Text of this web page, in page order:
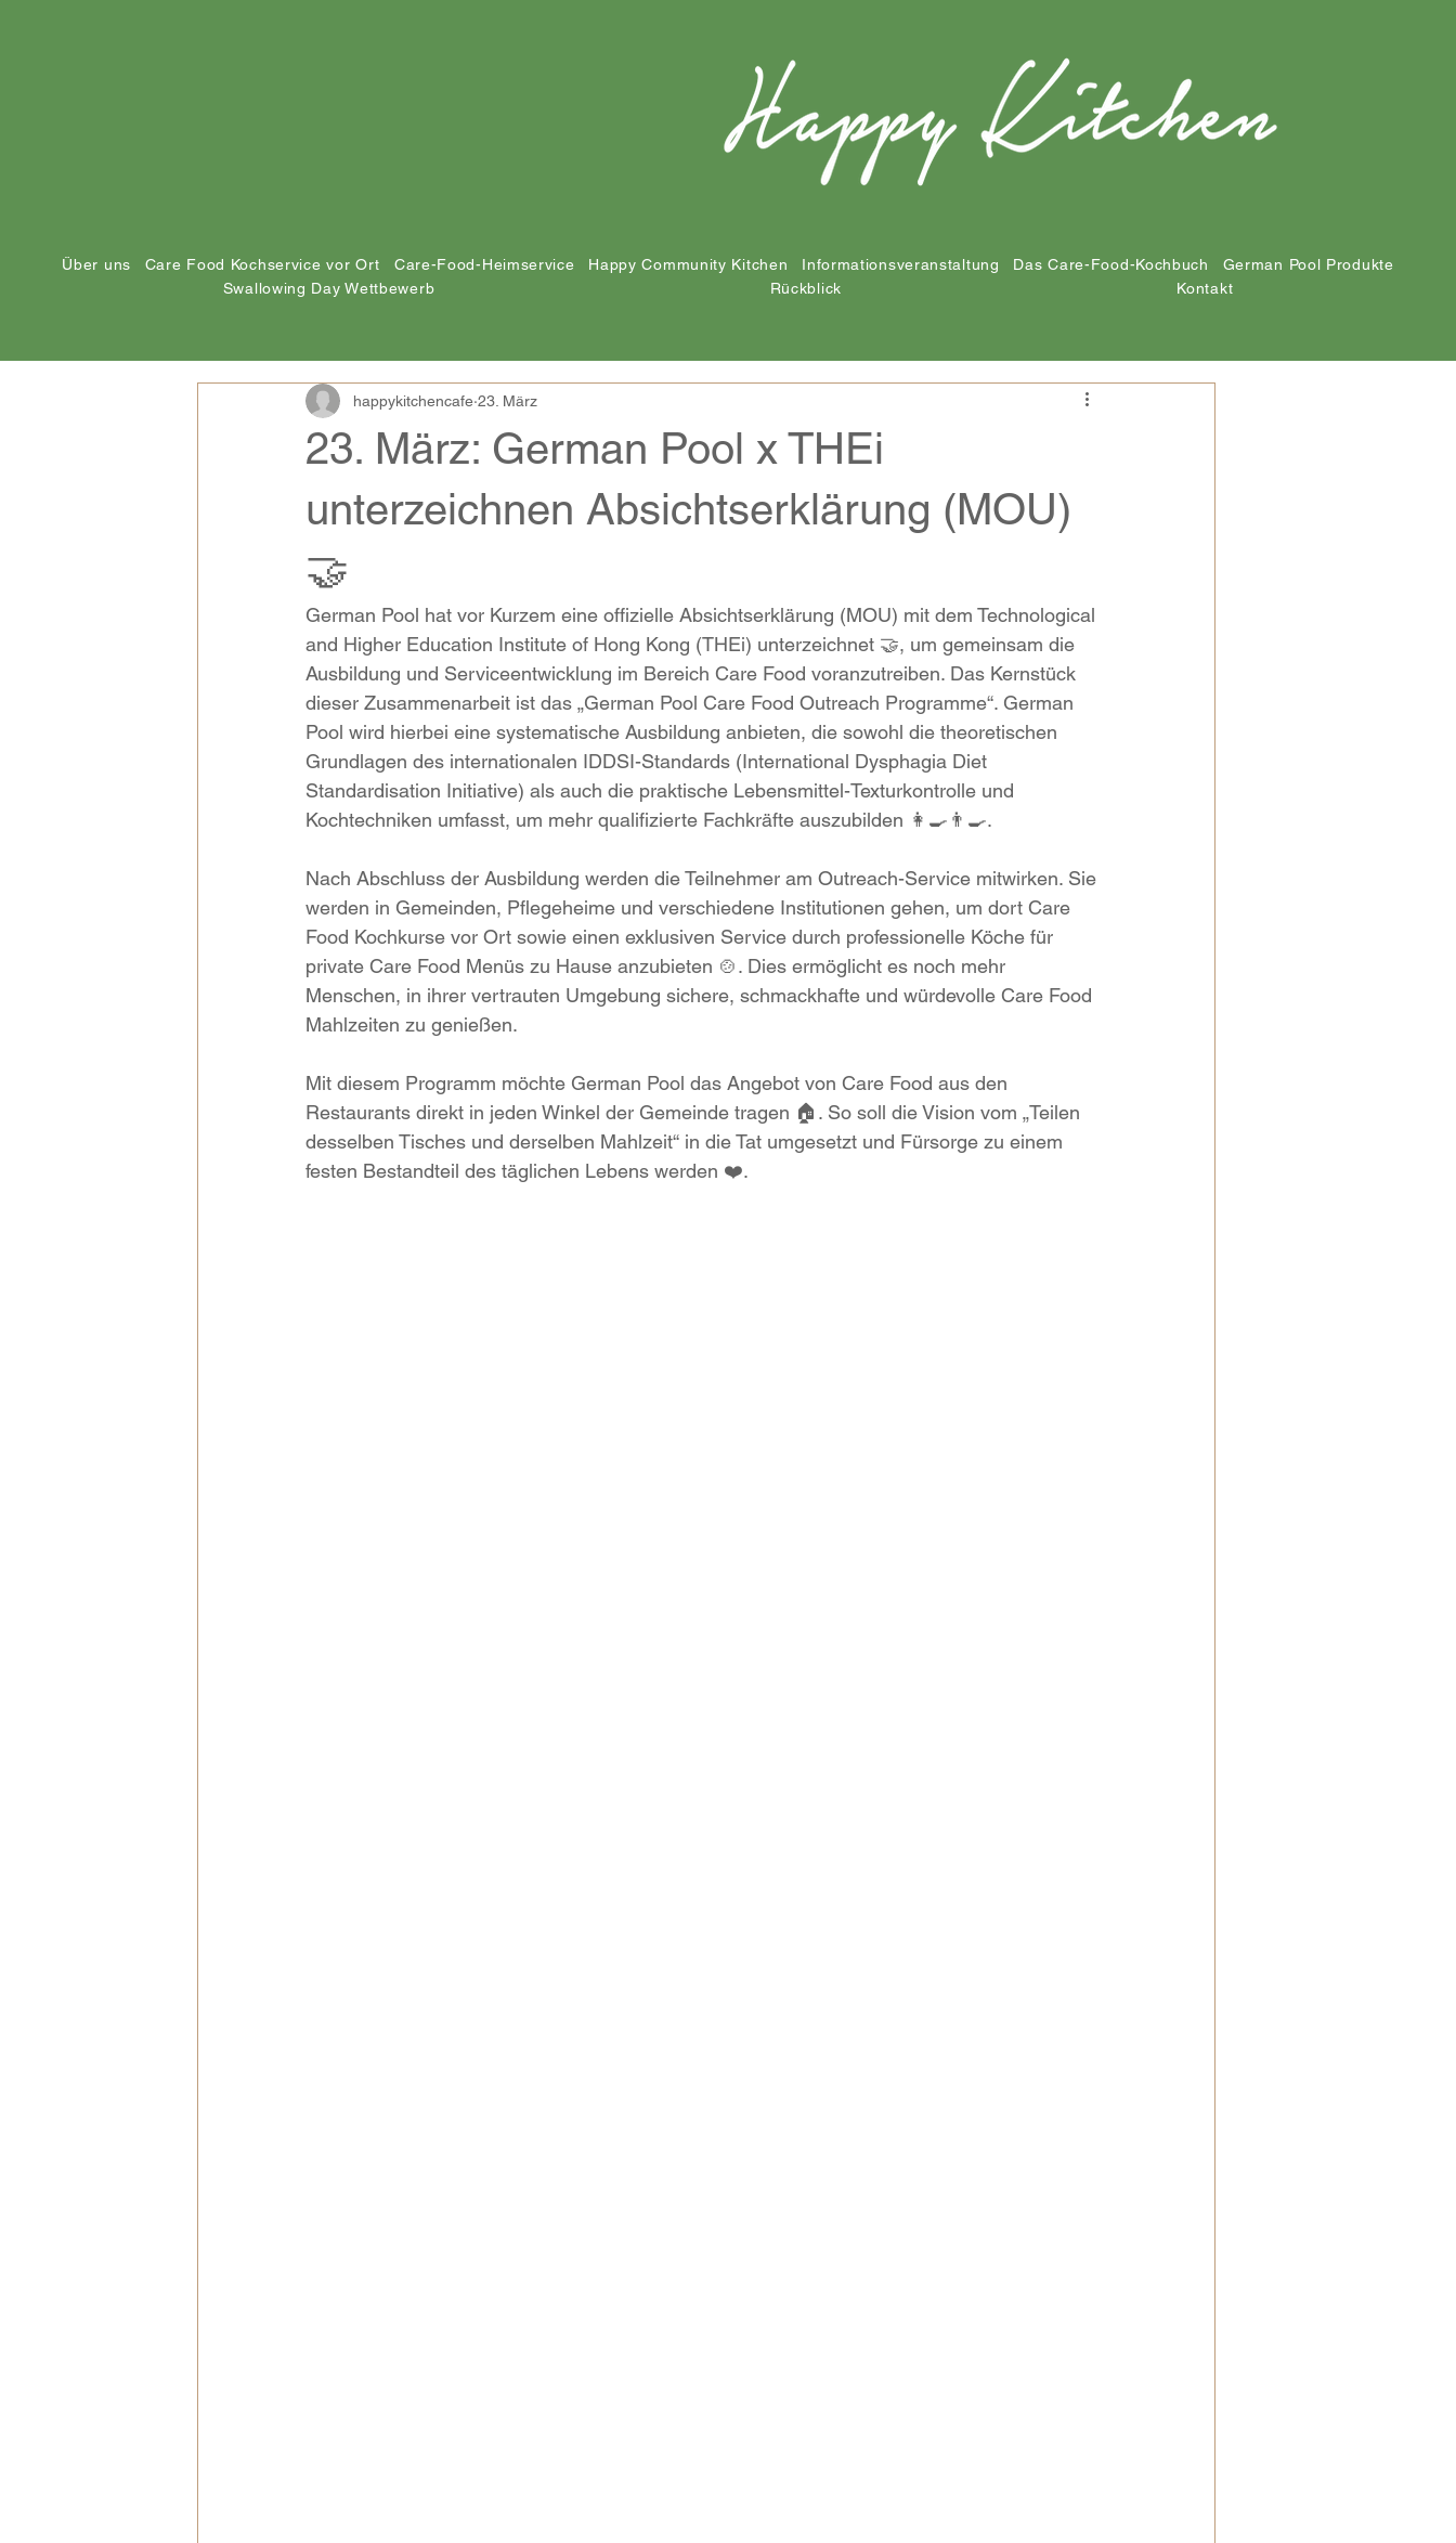
Über uns Care Food Kochservice vor Ort Care-Food-Heimservice Happy Community Kitchen Informationsveranstaltung Das Care-Food-Kochbuch
German Pool Produkte
Swallowing Day Wettbewerb
Rückblick Kontakt
23. März: German Pool x THEi
unterzeichnen Absichtserklärung (MOU)
🤝
happykitchencafe 23. März
German Pool hat vor Kurzem eine offizielle Absichtserklärung (MOU) mit dem Technological
and Higher Education Institute of Hong Kong (THEi) unterzeichnet 🤝, um gemeinsam die
Ausbildung und Serviceentwicklung im Bereich Care Food voranzutreiben. Das Kernstück
dieser Zusammenarbeit ist das „German Pool Care Food Outreach Programme“. German
Pool wird hierbei eine systematische Ausbildung anbieten, die sowohl die theoretischen
Grundlagen des internationalen IDDSI-Standards (International Dysphagia Diet
Standardisation Initiative) als auch die praktische Lebensmittel-Texturkontrolle und
Kochtechniken umfasst, um mehr qualifizierte Fachkräfte auszubilden 👩‍🍳👨‍🍳.
Nach Abschluss der Ausbildung werden die Teilnehmer am Outreach-Service mitwirken. Sie
werden in Gemeinden, Pflegeheime und verschiedene Institutionen gehen, um dort Care
Food Kochkurse vor Ort sowie einen exklusiven Service durch professionelle Köche für
private Care Food Menüs zu Hause anzubieten 🍲. Dies ermöglicht es noch mehr
Menschen, in ihrer vertrauten Umgebung sichere, schmackhafte und würdevolle Care Food
Mahlzeiten zu genießen.
Mit diesem Programm möchte German Pool das Angebot von Care Food aus den
Restaurants direkt in jeden Winkel der Gemeinde tragen 🏠. So soll die Vision vom „Teilen
desselben Tisches und derselben Mahlzeit“ in die Tat umgesetzt und Fürsorge zu einem
festen Bestandteil des täglichen Lebens werden ❤️.